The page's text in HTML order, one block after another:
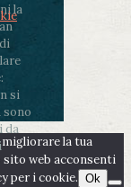
la
si
sono
da
la tua
web acconsenti
per i cookie. Ok